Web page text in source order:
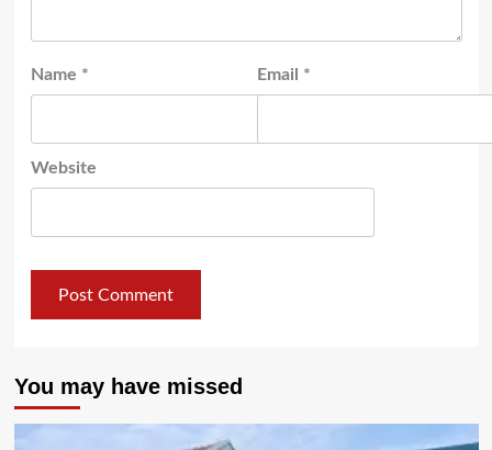
Name * Email *
Website
You may have missed